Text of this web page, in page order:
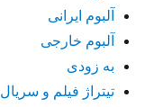
آلبوم ایرانی
آلبوم خارجی
به زودی
تیتراژ فیلم و سریال